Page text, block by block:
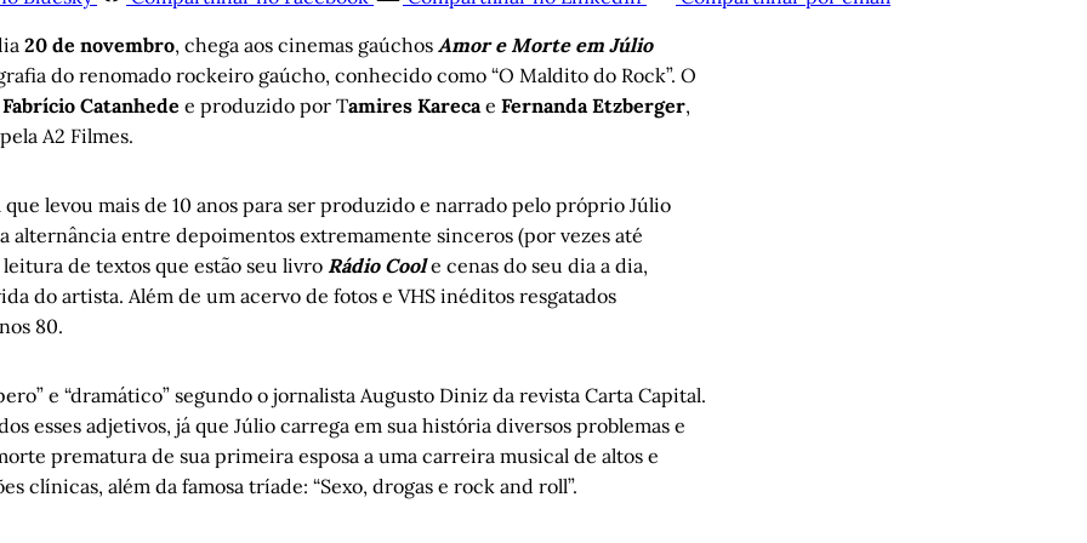
20 de novembro, chega aos cinemas gaúchos Amor e Morte em Júlio
do renomado rockeiro gaúcho, conhecido como “O Maldito do Rock”. O
Fabrício Catanhede e produzido por Tamires Karecae Fernanda Etzberger,
A2 Filmes.
levou mais de 10 anos para ser produzido e narrado pelo próprio Júlio
alternância entre depoimentos extremamente sinceros (por vezes até
de textos que estão seu livro Rádio Coole cenas do seu dia a dia,
do artista. Além de um acervo de fotos e VHS inéditos resgatados
80.
e “dramático” segundo o jornalista Augusto Diniz da revista Carta Capital.
esses adjetivos, já que Júlio carrega em sua história diversos problemas e
prematura de sua primeira esposa a uma carreira musical de altos e
clínicas, além da famosa tríade: “Sexo, drogas e rock and roll”.